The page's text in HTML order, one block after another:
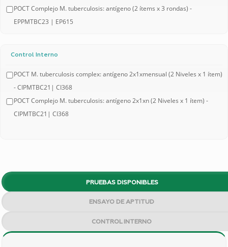
POCT Complejo M. tuberculosis: antígeno (2 ítems x 3 rondas) -
EPPMTBC23 | EP615
Control Interno
POCT M. tuberculosis complex: antígeno 2x1xmensual (2 Niveles x 1 ítem)
- CIPMTBC21| CI368
POCT Complejo M. tuberculosis: antígeno 2x1xn (2 Niveles x 1 ítem) -
CIPMTBC21| CI368
PRUEBAS DISPONIBLES
ENSAYO DE APTITUD
CONTROL INTERNO